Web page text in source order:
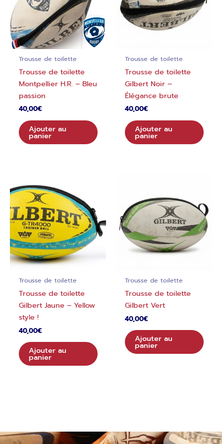
Trousse de toilette
Trousse de toilette
Montpellier H.R. – Bleu
passion
40,00€
Ajouter au
panier
Trousse de toilette
Trousse de toilette
Gilbert Noir –
Élégance brute
40,00€
Ajouter au
panier
Trousse de toilette
Trousse de toilette
Gilbert Jaune – Yellow
style !
40,00€
Ajouter au
panier
Trousse de toilette
Trousse de toilette
Gilbert Vert
40,00€
Ajouter au
panier